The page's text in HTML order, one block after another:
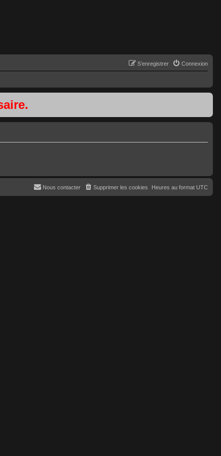
Connexion
S’enregistrer
Heures au format UTC
Supprimer les cookies
Nous contacter